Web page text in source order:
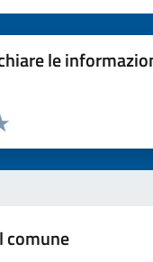
le
pagina
5 stelle su 5
4 stelle su 5
su 5
su 5
comune